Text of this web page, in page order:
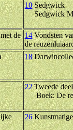
10Sedgwick
Sedgwick
de 14Vondsten
de
18
22Tweede
Boek: De
26